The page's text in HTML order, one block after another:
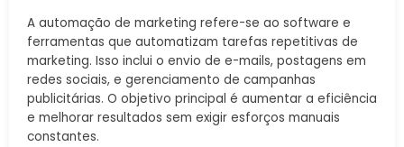
A automação de marketing refere-se ao software e
ferramentas que automatizam tarefas repetitivas de
marketing. Isso inclui o envio de e-mails, postagens em
redes sociais, e gerenciamento de campanhas
publicitárias. O objetivo principal é aumentar a eficiência
e melhorar resultados sem exigir esforços manuais
constantes.